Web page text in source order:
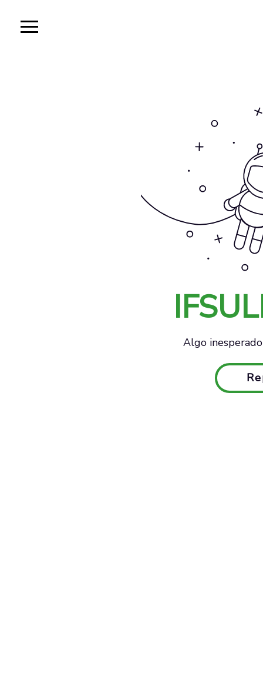
Algo